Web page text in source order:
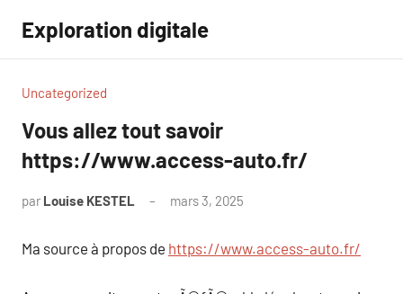
contenu
Exploration digitale
Uncategorized
Vous allez tout savoir
https://www.access-auto.fr/
par Louise KESTEL mars 3, 2025
Ma source à propos de https://www.access-auto.fr/